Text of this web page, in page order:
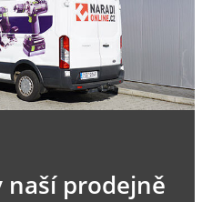
naší prodejně